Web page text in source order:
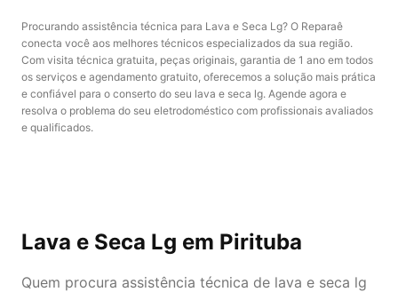
Procurando assistência técnica para Lava e Seca Lg? O Reparaê
conecta você aos melhores técnicos especializados da sua região.
Com visita técnica gratuita, peças originais, garantia de 1 ano em todos
os serviços e agendamento gratuito, oferecemos a solução mais prática
e confiável para o conserto do seu lava e seca lg. Agende agora e
resolva o problema do seu eletrodoméstico com profissionais avaliados
e qualificados.
Lava e Seca Lg em Pirituba
Quem procura assistência técnica de lava e seca lg